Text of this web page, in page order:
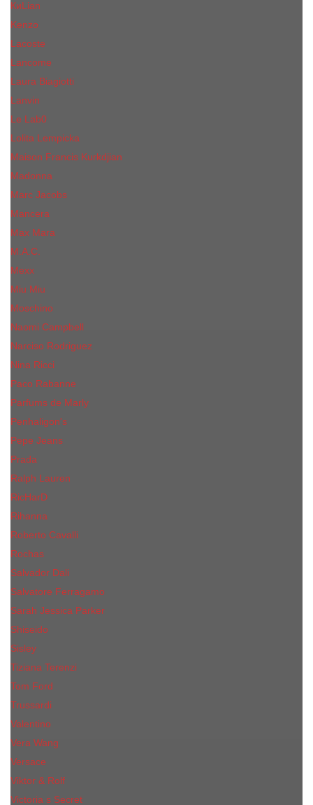
КиLian
Kenzo
Lacoste
Lancome
Laura Biagiotti
Lanvin
Lе Lab0
Lolita Lempicka
Maison Francis Kurkdjian
Madonna
Marc Jacobs
Mancera
Max Mara
M.А.C.
Mexx
Miu Miu
Mоsсhino
Naomi Campbell
Narciso Rodriguez
Nina Ricci
Paco Rabanne
Parfums de Marly
Penhaligon's
Pepe Jeans
Prada
Ralph Lauren
RicHarD
Rihanna
Roberto Cavalli
Rochas
Salvador Dali
Salvatore Ferragamo
Sarah Jessica Parker
Shiseido
Sisley
Tiziana Terenzi
Tom Ford
Trussardi
Valentino
Vera Wang
Versace
Viktor & Rolf
Victoria s Secret